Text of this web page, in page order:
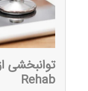
Rehab